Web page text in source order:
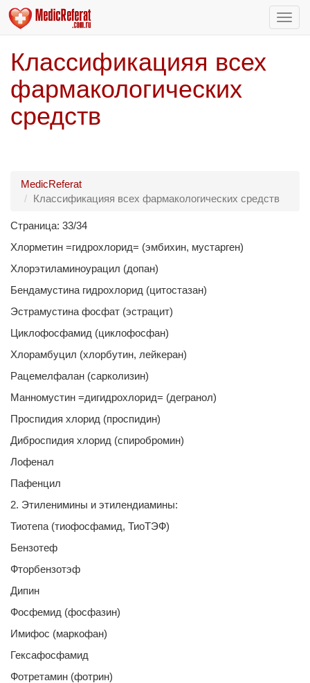
Классификацияя всех
фармакологических
средств
MedicReferat
Классификацияя всех фармакологических средств
Страница: 33/34
Хлорметин =гидрохлорид= (эмбихин, мустарген)
Хлорэтиламиноурацил (допан)
Бендамустина гидрохлорид (цитостазан)
Эстрамустина фосфат (эстрацит)
Циклофосфамид (циклофосфан)
Хлорамбуцил (хлорбутин, лейкеран)
Рацемелфалан (сарколизин)
Манномустин =дигидрохлорид= (дегранол)
Проспидия хлорид (проспидин)
Диброспидия хлорид (спиробромин)
Лофенал
Пафенцил
2. Этиленимины и этилендиамины:
Тиотепа (тиофосфамид, ТиоТЭФ)
Бензотеф
Фторбензотэф
Дипин
Фосфемид (фосфазин)
Имифос (маркофан)
Гексафосфамид
Фотретамин (фотрин)